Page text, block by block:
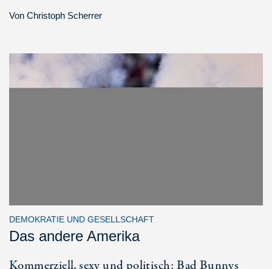
Von Christoph Scherrer
DEMOKRATIE UND GESELLSCHAFT
Das andere Amerika